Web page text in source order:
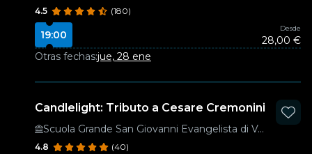
4.5 (180)
19:00
Desde
28,00 €
Otras fechas:jue, 28 ene
Candlelight: Tributo a Cesare Cremonini
Scuola Grande San Giovanni Evangelista di Venezia
4.8 (40)